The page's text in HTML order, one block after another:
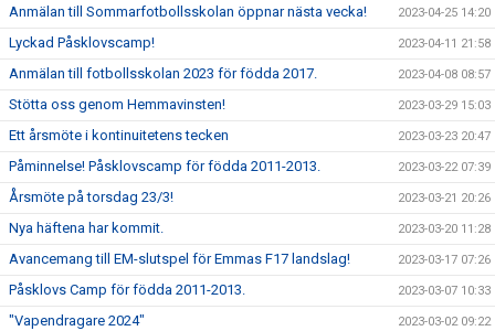
Anmälan till Sommarfotbollsskolan öppnar nästa vecka! 2023-04-25 14:20
Lyckad Påsklovscamp! 2023-04-11 21:58
Anmälan till fotbollsskolan 2023 för födda 2017. 2023-04-08 08:57
Stötta oss genom Hemmavinsten! 2023-03-29 15:03
Ett årsmöte i kontinuitetens tecken 2023-03-23 20:47
Påminnelse! Påsklovscamp för födda 2011-2013. 2023-03-22 07:39
Årsmöte på torsdag 23/3! 2023-03-21 20:26
Nya häftena har kommit. 2023-03-20 11:28
Avancemang till EM-slutspel för Emmas F17 landslag! 2023-03-17 07:26
Påsklovs Camp för födda 2011-2013. 2023-03-07 10:33
"Vapendragare 2024" 2023-03-02 09:22